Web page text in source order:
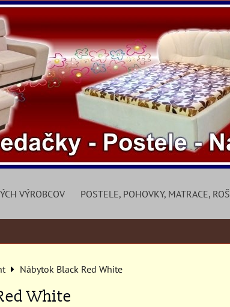
VÝROBCOV POSTELE, POHOVKY, MATRACE,
Nábytok Black Red White
White